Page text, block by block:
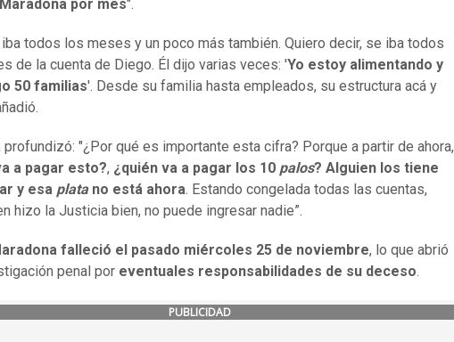
por mes".
todos los meses y un poco más también. Quiero decir, se iba todos
de la cuenta de Diego. Él dijo varias veces: 'Yo estoy alimentando y
50 familias'. Desde su familia hasta empleados, su estructura acá y
profundizó: "¿Por qué es importante esta cifra? Porque a partir de ahora,
a pagar esto?, ¿quién va a pagar los 10 palos? Alguien los tiene
y esa plata no está ahora. Estando congelada todas las cuentas,
hizo la Justicia bien, no puede ingresar nadie”.
falleció el pasado miércoles 25 de noviembre, lo que abrió
penal por eventuales responsabilidades de su deceso.
PUBLICIDAD